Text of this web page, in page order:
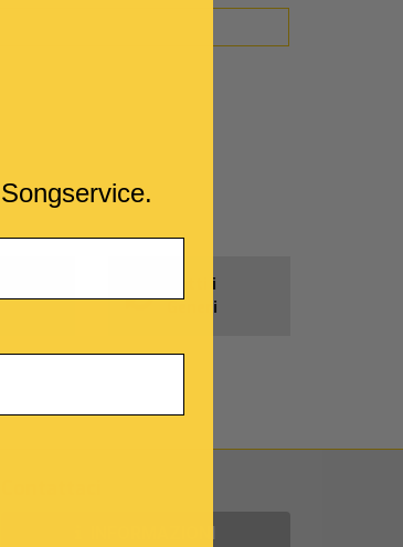
Tutti i
Generi
INFORMAZIONI
Songservice.